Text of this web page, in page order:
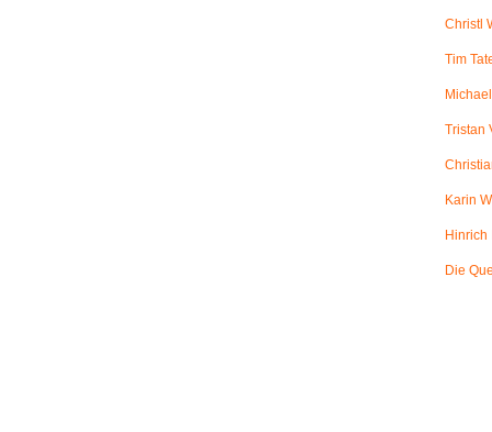
Christl
Tim
Tristan
Karin
Hinrich
Die